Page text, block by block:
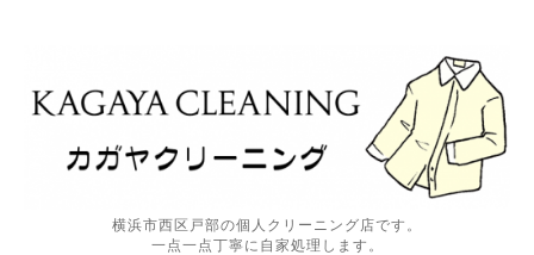
横浜市西区戸部の個人クリーニング店です。
一点一点丁寧に自家処理します。